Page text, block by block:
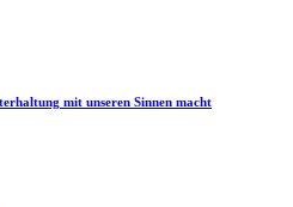
mit unseren Sinnen macht